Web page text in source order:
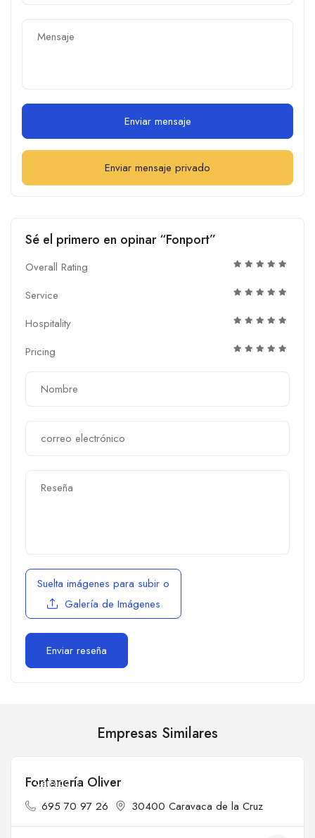
Enviar mensaje
Enviar mensaje privado
Sé el primero en opinar “Fonport”
Overall Rating
Service
Hospitality
Pricing
Suelta imágenes para subir o
Galería de Imágenes
Empresas Similares
Cerrado
Fontanería Oliver
695 70 97 26 30400 Caravaca de la Cruz